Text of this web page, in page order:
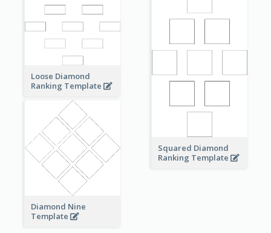
Loose Diamond
Ranking Template
Squared Diamond
Ranking Template
Diamond Nine
Template